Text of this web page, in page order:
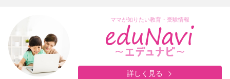
ママが知りたい教育・受験情報
詳しく見る